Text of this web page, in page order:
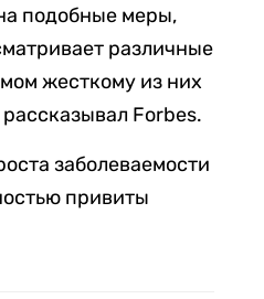
подобные меры,
различные
жесткому из них
Forbes.
заболеваемости
привиты